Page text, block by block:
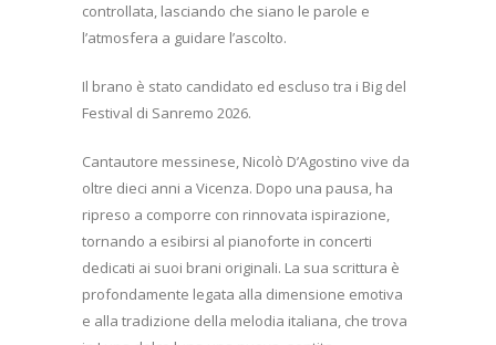
controllata, lasciando che siano le parole e
l’atmosfera a guidare l’ascolto.
Il brano è stato candidato ed escluso tra i Big del
Festival di Sanremo 2026.
Cantautore messinese, Nicolò D’Agostino vive da
oltre dieci anni a Vicenza. Dopo una pausa, ha
ripreso a comporre con rinnovata ispirazione,
tornando a esibirsi al pianoforte in concerti
dedicati ai suoi brani originali. La sua scrittura è
profondamente legata alla dimensione emotiva
e alla tradizione della melodia italiana, che trova